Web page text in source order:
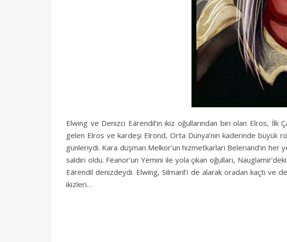
Elwing ve Denizci Eärendil‘in ikiz oğullarından biri olan Elros, İlk
gelen Elros ve kardeşi Elrond, Orta Dünya’nın kaderinde büyük
günleriydi. Kara düşman Melkor’un hizmetkarları Beleriand’ın her
saldırı oldu. Fëanor’un Yemini ile yola çıkan oğulları,
Eärendil denizdeydi. Elwing, Silmaril’i de alarak oradan kaçtı
ikizleri…